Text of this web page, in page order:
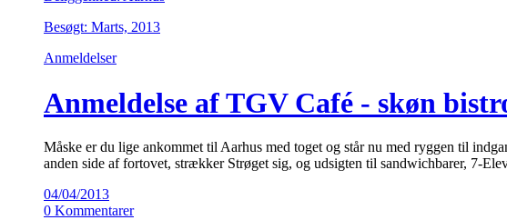
Besøgt: Marts, 2013
Anmeldelser
Anmeldelse af TGV Café - skøn
Måske er du lige ankommet til Aarhus med toget og står nu med ryggen til
anden side af fortovet, strækker Strøget sig, og udsigten til sandwichbarer, 7-
04/04/2013
0 Kommentarer